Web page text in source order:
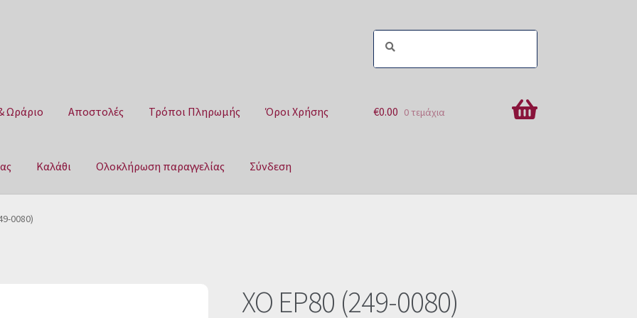
Ωράριο Αποστολές Τρόποι Πληρωμής Όροι Χρήσης
Καλάθι Ολοκλήρωση παραγγελίας Σύνδεση
Αποστολές
€0.00 0 τεμάχια
0080)
XO EP80 (249-0080)